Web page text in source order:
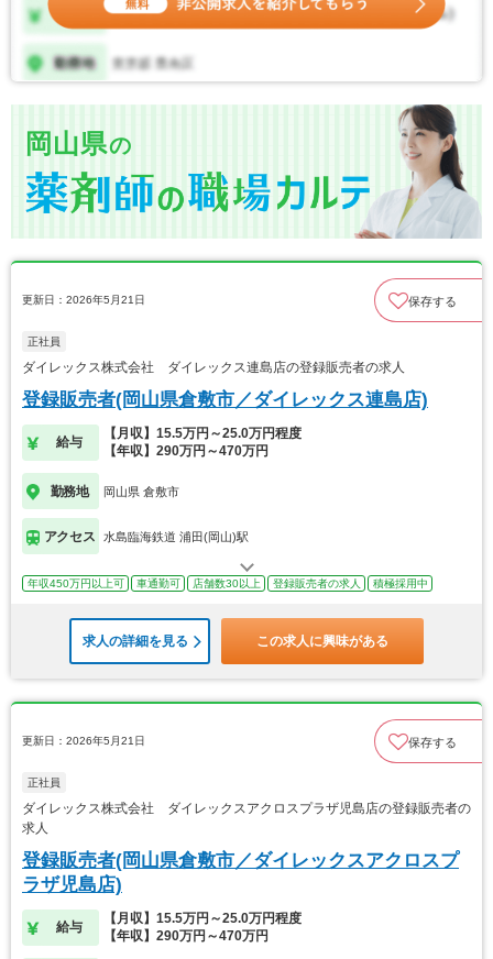
岡山県の
更新日：2026年5月21日 保存する
正社員
ダイレックス株式会社 ダイレックス連島店の登録販売者の求人
登録販売者(岡山県倉敷市／ダイレックス連島店)
給与
【月収】15.5万円～25.0万円程度
【年収】290万円～470万円
勤務地 岡山県 倉敷市
アクセス 水島臨海鉄道 浦田(岡山)駅
年収450万円以上可 車通勤可 店舗数30以上 登録販売者の求人 積極採用中
求人の詳細を見る この求人に興味がある
更新日：2026年5月21日 保存する
正社員
ダイレックス株式会社 ダイレックスアクロスプラザ児島店の登録販売者の
求人
登録販売者(岡山県倉敷市／ダイレックスアクロスプ
ラザ児島店)
給与
【月収】15.5万円～25.0万円程度
【年収】290万円～470万円